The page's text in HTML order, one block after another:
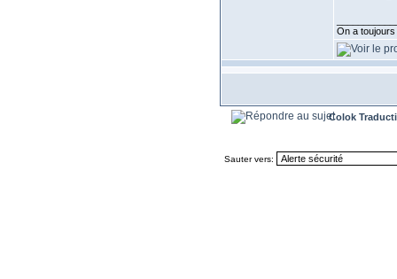
On a
Colok
Sauter vers: